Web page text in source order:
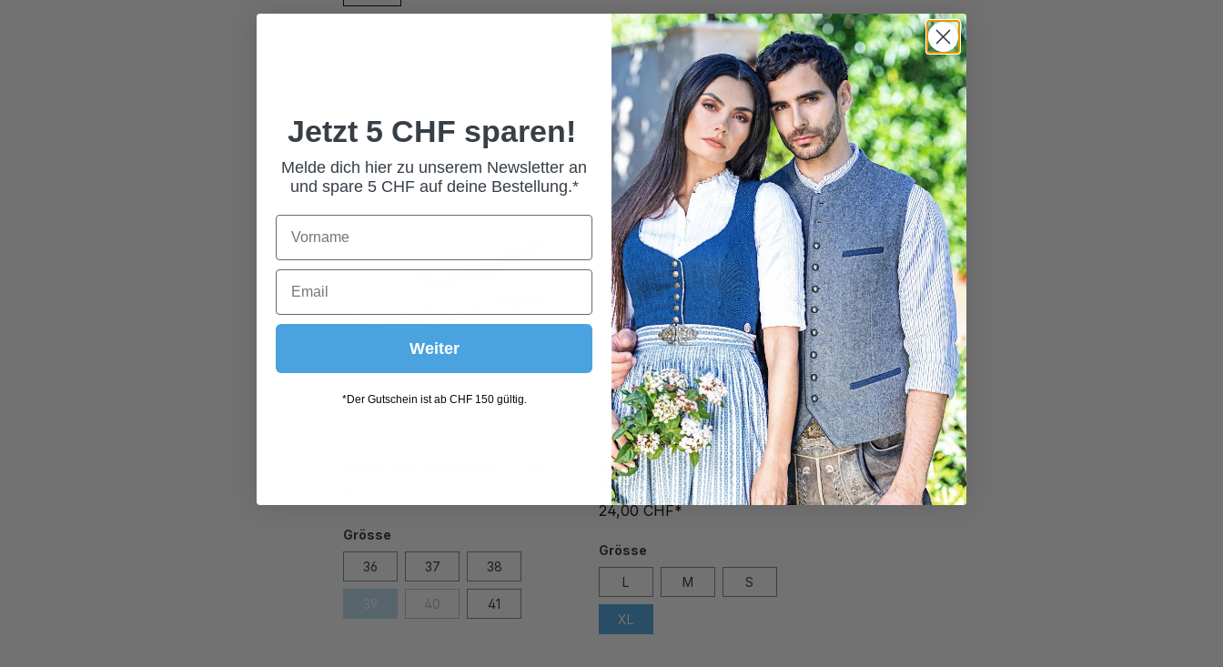
Grösse
36 37 38
39 40 41
FASHION STRUMPFHOSE JASERA
WEISS
24,00 CHF*
Grösse
L M S
XL
Jetzt 5 CHF sparen!
Melde dich hier zu unserem Newsletter an
und spare 5 CHF auf deine Bestellung.*
Weiter
*Der Gutschein ist ab CHF 150 gültig.